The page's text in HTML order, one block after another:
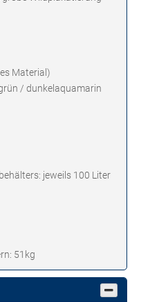
Material)
/ dunkelaquamarin
jeweils 100 Liter
51kg